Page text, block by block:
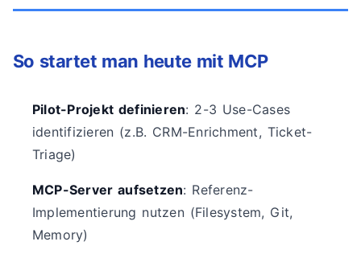
So startet man heute mit MCP
Pilot-Projekt definieren: 2-3 Use-Cases
identifizieren (z.B. CRM-Enrichment, Ticket-
Triage)
MCP-Server aufsetzen: Referenz-
Implementierung nutzen (Filesystem, Git,
Memory)